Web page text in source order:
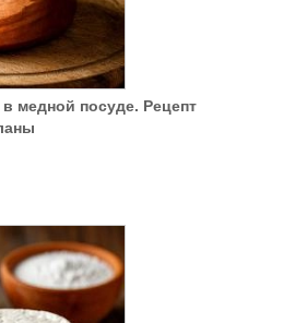
медной посуде. Рецепт